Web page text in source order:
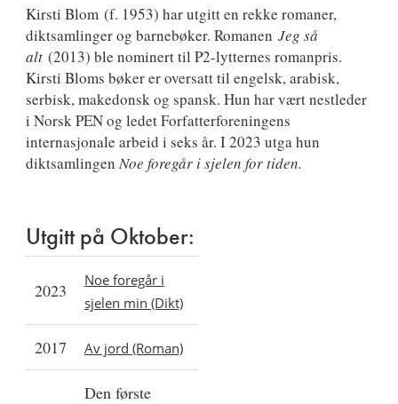
Kirsti
Blom
Kirsti Blom (f. 1953) har utgitt en rekke romaner,
diktsamlinger og barnebøker. Romanen Jeg så
alt (2013) ble nominert til P2-lytternes romanpris.
Kirsti Bloms bøker er oversatt til engelsk, arabisk,
serbisk, makedonsk og spansk. Hun har vært nestleder
i Norsk PEN og ledet Forfatterforeningens
internasjonale arbeid i seks år. I 2023 utga hun
diktsamlingen Noe foregår i sjelen for tiden.
Utgitt på Oktober:
2023
Noe foregår i
sjelen min (Dikt)
2017 Av jord (Roman)
Den første